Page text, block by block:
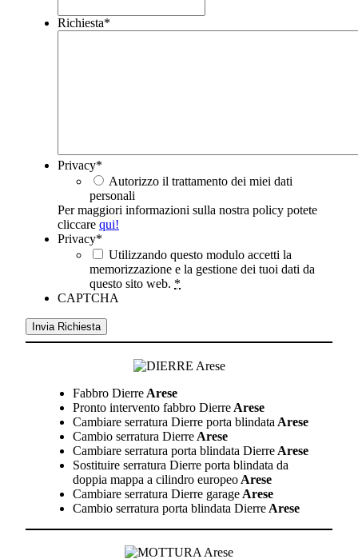
Richiesta*
Privacy*
Autorizzo il trattamento dei miei dati
personali
Per maggiori informazioni sulla nostra policy potete
cliccare qui!
Privacy*
Utilizzando questo modulo accetti la
memorizzazione e la gestione dei tuoi dati da
questo sito web. *
CAPTCHA
Fabbro Dierre Arese
Pronto intervento fabbro Dierre Arese
Cambiare serratura Dierre porta blindata Arese
Cambio serratura Dierre Arese
Cambiare serratura porta blindata Dierre Arese
Sostituire serratura Dierre porta blindata da
doppia mappa a cilindro europeo Arese
Cambiare serratura Dierre garage Arese
Cambio serratura porta blindata Dierre Arese